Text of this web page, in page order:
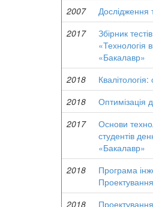
2007
Дослідження
2017
Збірник
«Технологія
«Бакалавр»
2018
2018
Оптимізація
2017
Основи
студентів
«Бакалавр»
2018
Програма
2018